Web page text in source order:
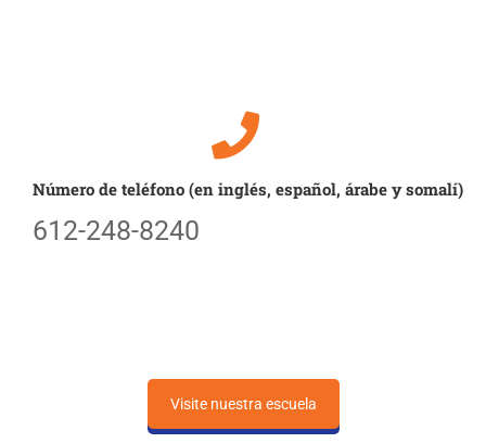
Número de teléfono (en inglés, español, árabe y somalí)
612-248-8240
Visite nuestra escuela